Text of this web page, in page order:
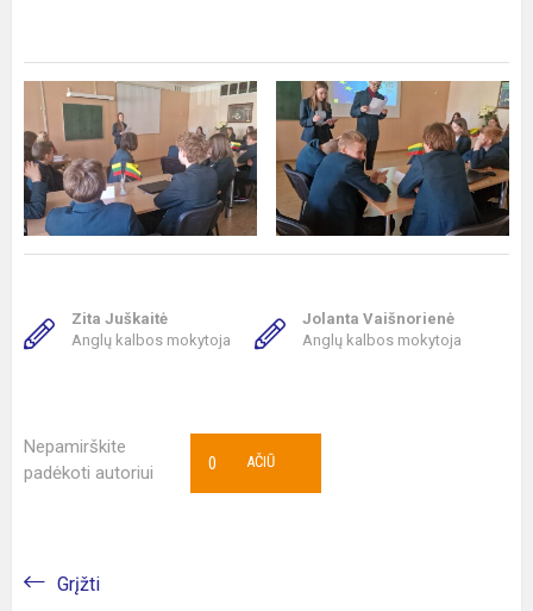
Zita Juškaitė
Anglų kalbos mokytoja
Jolanta Vaišnorienė
Anglų kalbos mokytoja
Nepamirškite
padėkoti autoriui
AČIŪ
0
Grįžti